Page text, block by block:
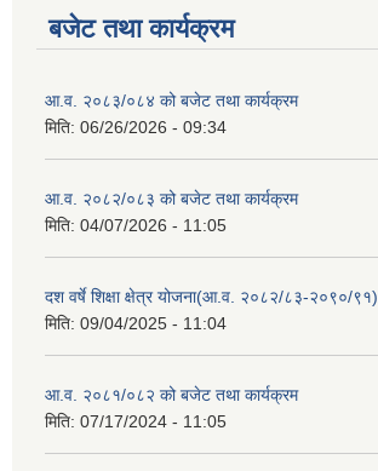
बजेट तथा कार्यक्रम
आ.व. २०८३/०८४ को बजेट तथा कार्यक्रम
मिति: 06/26/2026 - 09:34
आ.व. २०८२/०८३ को बजेट तथा कार्यक्रम
मिति: 04/07/2026 - 11:05
दश वर्षे शिक्षा क्षेत्र योजना(आ.व. २०८२/८३-२०९०/९१)
मिति: 09/04/2025 - 11:04
आ.व. २०८१/०८२ को बजेट तथा कार्यक्रम
मिति: 07/17/2024 - 11:05